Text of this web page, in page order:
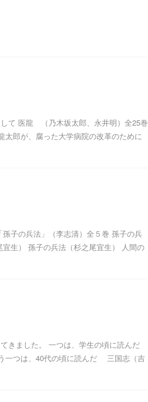
て 医龍 （乃木坂太郎、永井明）全25巻
郎が、腐った大学病院の改革のために
子の兵法」（李志清）全５巻 孫子の兵
生） 孫子の兵法（杉之尾宜生） 人間の
きました。 一つは、学生の頃に読んだ
一つは、40代の頃に読んだ 三国志（吉